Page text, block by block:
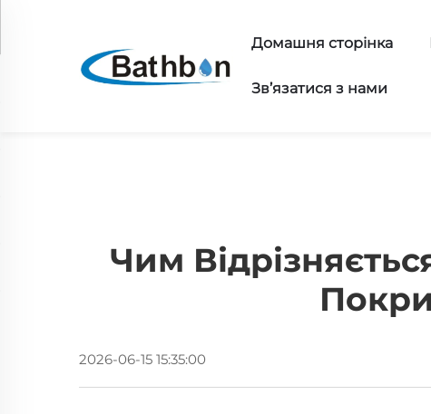
Домашня сторінка
Зв’язатися з нами
Чим
2026-06-15 15:35:00